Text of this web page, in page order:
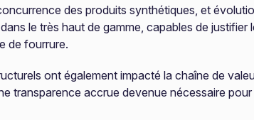
des produits synthétiques, et
le très haut de gamme, capables de
de fourrure.
ont également impacté la chaîne de
transparence accrue devenue nécessaire